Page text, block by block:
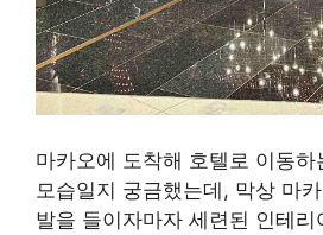
마카오에 도착해 호텔로 이동하
모습일지 궁금했는데, 막상 마
발을 들이자마자 세련된 인테리